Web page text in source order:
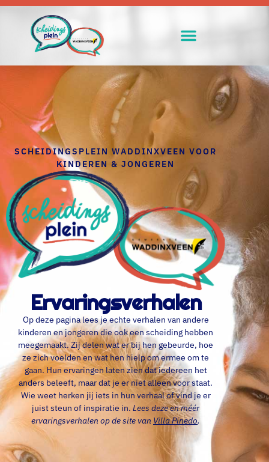
SCHEIDINGSPLEIN WADDINXVEEN VOOR
KINDEREN & JONGEREN
Ervaringsverhalen
Op deze pagina lees je echte verhalen van andere
kinderen en jongeren die ook een scheiding hebben
meegemaakt. Zij delen wat er bij hen gebeurde, hoe
ze zich voelden en wat hen hielp om ermee om te
gaan. Hun ervaringen laten zien dat iedereen het
anders beleeft, maar dat je er niet alleen voor staat.
Wie weet herken jij iets in hun verhaal of vind je er
juist steun of inspiratie in.Lees deze en méér
ervaringsverhalen op de site van Villa Pinedo.